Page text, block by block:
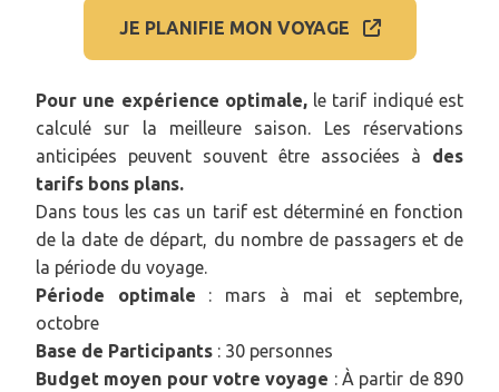
JE PLANIFIE MON VOYAGE
Pour une expérience optimale,le tarif indiqué est
calculé sur la meilleure saison. Les réservations
anticipées peuvent souvent être associées à des
tarifs bons plans.
Dans tous les cas un tarif est déterminé en fonction
de la date de départ, du nombre de passagers et de
la période du voyage.
Période optimale : mars à mai et septembre,
octobre
Base de Participants : 30 personnes
Budget moyen pour votre voyage : À partir de 890